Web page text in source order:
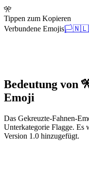
🎌
Tippen zum Kopieren
Verbundene Emojis🏳️🇳🇱
Bedeutung von
Emoji
Das Gekreuzte-Fahnen-
Unterkategorie Flagge. Es
Version 1.0 hinzugefügt.